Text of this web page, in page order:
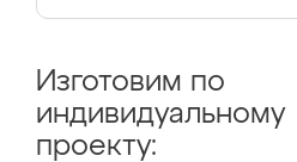
Изготовим по
индивидуальному
проекту: